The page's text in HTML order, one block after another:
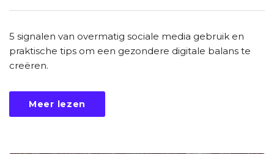
5 signalen van overmatig sociale media gebruik en
praktische tips om een gezondere digitale balans te
creëren.
Meer lezen